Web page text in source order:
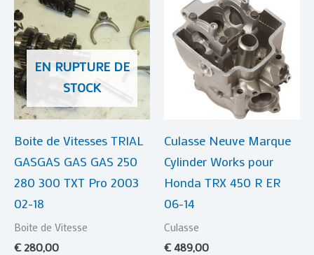
EN RUPTURE DE
STOCK
Boite de Vitesses TRIAL
GASGAS GAS GAS 250
280 300 TXT Pro 2003
02-18
Boite de Vitesse
€ 280,00
Culasse Neuve Marque
Cylinder Works pour
Honda TRX 450 R ER
06-14
Culasse
€489,00